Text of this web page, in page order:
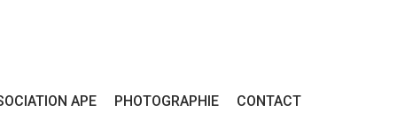
APE PHOTOGRAPHIE CONTACT